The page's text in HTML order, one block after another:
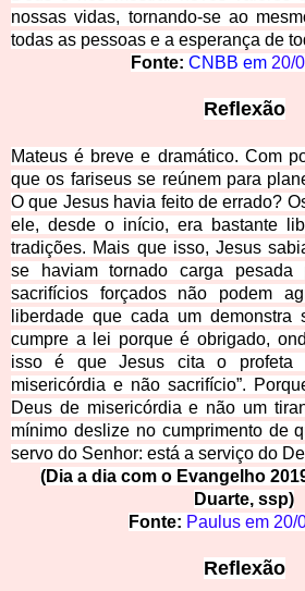
nossas vidas, tornando-se ao
todas as pessoas e a esperança de
Fonte: CNBB em 20/
Reflexão
Mateus é breve e dramático. Com
que os fariseus se reúnem para
O que Jesus havia feito de errado?
ele, desde o início, era bastante
tradições. Mais que isso, Jesus
se haviam tornado carga
sacrifícios forçados não podem
liberdade que cada um demonstra
cumpre a lei porque é obrigado,
isso é que Jesus cita o profeta
misericórdia e não sacrifício”.
Deus de misericórdia e não um
mínimo deslize no cumprimento de
servo do Senhor: está a serviço do
(Dia a dia com o Evangelho
Duarte, ssp)
Fonte: Paulus em 20/
Reflexão